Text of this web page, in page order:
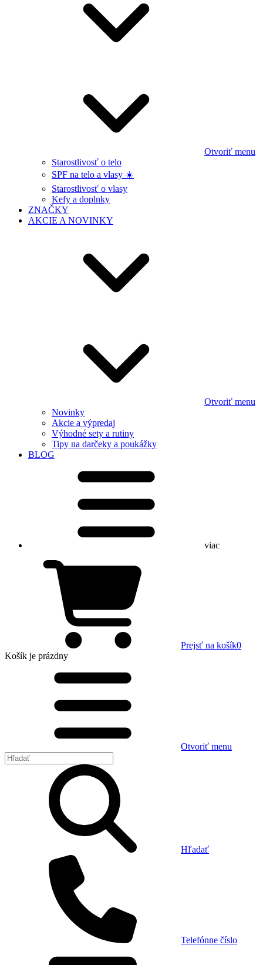
Otvoriť menu
Starostlivosť o telo
SPF na telo a vlasy ☀️
Starostlivosť o vlasy
Kefy a doplnky
ZNAČKY
AKCIE A NOVINKY
Otvoriť menu
Novinky
Akcie a výpredaj
Výhodné sety a rutiny
Tipy na darčeky a poukážky
BLOG
viac
Prejsť na košík0
Košík je prázdny
Otvoriť menu
Hľadať
Telefónne číslo